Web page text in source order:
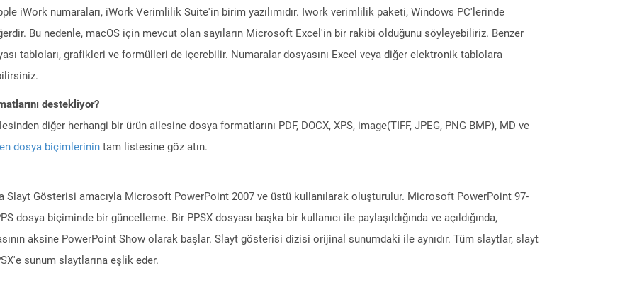
iWork numaraları, iWork Verimlilik Suite'in birim yazılımıdır. Iwork verimlilik paketi, Windows PC'lerinde
Bu nedenle, macOS için mevcut olan sayıların Microsoft Excel'in bir rakibi olduğunu söyleyebiliriz. Benzer
tabloları, grafikleri ve formülleri de içerebilir. Numaralar dosyasını Excel veya diğer elektronik tablolara
destekliyor?
diğer herhangi bir ürün ailesine dosya formatlarını PDF, DOCX, XPS, image(TIFF, JPEG, PNG BMP), MD ve
dosya biçimlerinin tam listesine göz atın.
Slayt Gösterisi amacıyla Microsoft PowerPoint 2007 ve üstü kullanılarak oluşturulur. Microsoft PowerPoint 97-
dosya biçiminde bir güncelleme. Bir PPSX dosyası başka bir kullanıcı ile paylaşıldığında ve açıldığında,
aksine PowerPoint Show olarak başlar. Slayt gösterisi dizisi orijinal sunumdaki ile aynıdır. Tüm slaytlar, slayt
sunum slaytlarına eşlik eder.